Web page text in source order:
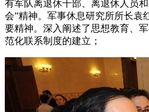
有军队离退休干部、离退休人员
会”精神。军事休息研究所所长袁
要精神。深入阐述了思想教育、
范化联系制度的建立；